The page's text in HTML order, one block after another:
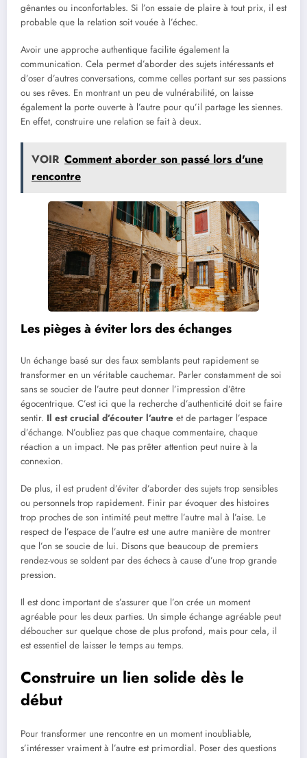
gênantes ou inconfortables. Si l’on essaie de plaire à tout prix, il est
probable que la relation soit vouée à l’échec.
Avoir une approche authentique facilite également la
communication. Cela permet d’aborder des sujets intéressants et
d’oser d’autres conversations, comme celles portant sur ses passions
ou ses rêves. En montrant un peu de vulnérabilité, on laisse
également la porte ouverte à l’autre pour qu’il partage les siennes.
En effet, construire une relation se fait à deux.
VOIR Comment aborder son passé lors d'une
rencontre
Les pièges à éviter lors des échanges
Un échange basé sur des faux semblants peut rapidement se
transformer en un véritable cauchemar. Parler constamment de soi
sans se soucier de l’autre peut donner l’impression d’être
égocentrique. C’est ici que la recherche d’authenticité doit se faire
sentir. Il est crucial d’écouter l’autre et de partager l’espace
d’échange. N’oubliez pas que chaque commentaire, chaque
réaction a un impact. Ne pas prêter attention peut nuire à la
connexion.
De plus, il est prudent d’éviter d’aborder des sujets trop sensibles
ou personnels trop rapidement. Finir par évoquer des histoires
trop proches de son intimité peut mettre l’autre mal à l’aise. Le
respect de l’espace de l’autre est une autre manière de montrer
que l’on se soucie de lui. Disons que beaucoup de premiers
rendez-vous se soldent par des échecs à cause d’une trop grande
pression.
Il est donc important de s’assurer que l’on crée un moment
agréable pour les deux parties. Un simple échange agréable peut
déboucher sur quelque chose de plus profond, mais pour cela, il
est essentiel de laisser le temps au temps.
Construire un lien solide dès le
début
Pour transformer une rencontre en un moment inoubliable,
s’intéresser vraiment à l’autre est primordial. Poser des questions